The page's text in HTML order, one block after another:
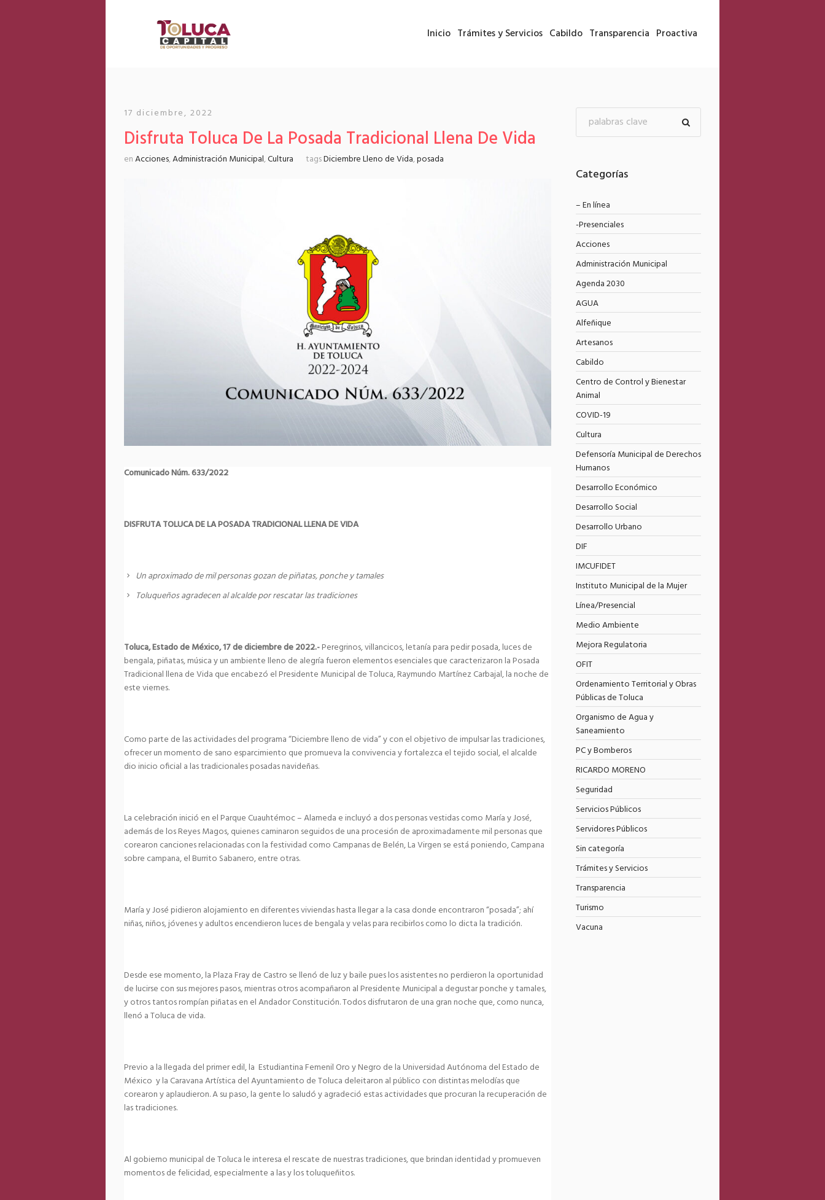
Inicio Trámites y Servicios Cabildo Transparencia Proactiva
17 diciembre, 2022
Disfruta Toluca De La Posada Tradicional Llena De Vida
enAcciones,Administración Municipal,Cultura tagsDiciembre Lleno de Vida,posada
Comunicado Núm. 633/2022
DISFRUTA TOLUCA DE LA POSADA TRADICIONAL LLENA DE VIDA
Un aproximado de mil personas gozan de piñatas, ponche y tamales
Toluqueños agradecen al alcalde por rescatar las tradiciones
Toluca, Estado de México, 17 de diciembre de 2022.-Peregrinos, villancicos, letanía para pedir posada, luces de
bengala, piñatas, música y un ambiente lleno de alegría fueron elementos esenciales que caracterizaron la Posada
Tradicional llena de Vida que encabezó el Presidente Municipal de Toluca, Raymundo Martínez Carbajal, la noche de
este viernes.
Como parte de las actividades del programa “Diciembre lleno de vida” y con el objetivo de impulsar las tradiciones,
ofrecer un momento de sano esparcimiento que promueva la convivencia y fortalezca el tejido social, el alcalde
dio inicio oficial a las tradicionales posadas navideñas.
La celebración inició en el Parque Cuauhtémoc – Alameda e incluyó a dos personas vestidas como María y José,
además de los Reyes Magos, quienes caminaron seguidos de una procesión de aproximadamente mil personas que
corearon canciones relacionadas con la festividad como Campanas de Belén, La Virgen se está poniendo, Campana
sobre campana, el Burrito Sabanero, entre otras.
María y José pidieron alojamiento en diferentes viviendas hasta llegar a la casa donde encontraron “posada”; ahí
niñas, niños, jóvenes y adultos encendieron luces de bengala y velas para recibirlos como lo dicta la tradición.
Desde ese momento, la Plaza Fray de Castro se llenó de luz y baile pues los asistentes no perdieron la oportunidad
de lucirse con sus mejores pasos, mientras otros acompañaron al Presidente Municipal a degustar ponche y tamales,
y otros tantos rompían piñatas en el Andador Constitución. Todos disfrutaron de una gran noche que, como nunca,
llenó a Toluca de vida.
Previo a la llegada del primer edil, la Estudiantina Femenil Oro y Negro de la Universidad Autónoma del Estado de
México y la Caravana Artística del Ayuntamiento de Toluca deleitaron al público con distintas melodías que
corearon y aplaudieron. A su paso, la gente lo saludó y agradeció estas actividades que procuran la recuperación de
las tradiciones.
Al gobierno municipal de Toluca le interesa el rescate de nuestras tradiciones, que brindan identidad y promueven
momentos de felicidad, especialmente a las y los toluqueñitos.
Categorías
– En línea
-Presenciales
Acciones
Administración Municipal
Agenda 2030
AGUA
Alfeñique
Artesanos
Cabildo
Centro de Control y Bienestar
Animal
COVID-19
Cultura
Defensoría Municipal de Derechos
Humanos
Desarrollo Económico
Desarrollo Social
Desarrollo Urbano
DIF
IMCUFIDET
Instituto Municipal de la Mujer
Línea/Presencial
Medio Ambiente
Mejora Regulatoria
OFIT
Ordenamiento Territorial y Obras
Públicas de Toluca
Organismo de Agua y
Saneamiento
PC y Bomberos
RICARDO MORENO
Seguridad
Servicios Públicos
Servidores Públicos
Sin categoría
Trámites y Servicios
Transparencia
Turismo
Vacuna